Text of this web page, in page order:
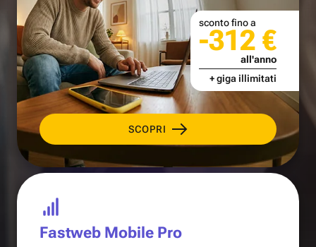
SCOPRI
sconto fino a
-312 €
all'anno
+ giga illimitati
Fastweb Mobile Pro